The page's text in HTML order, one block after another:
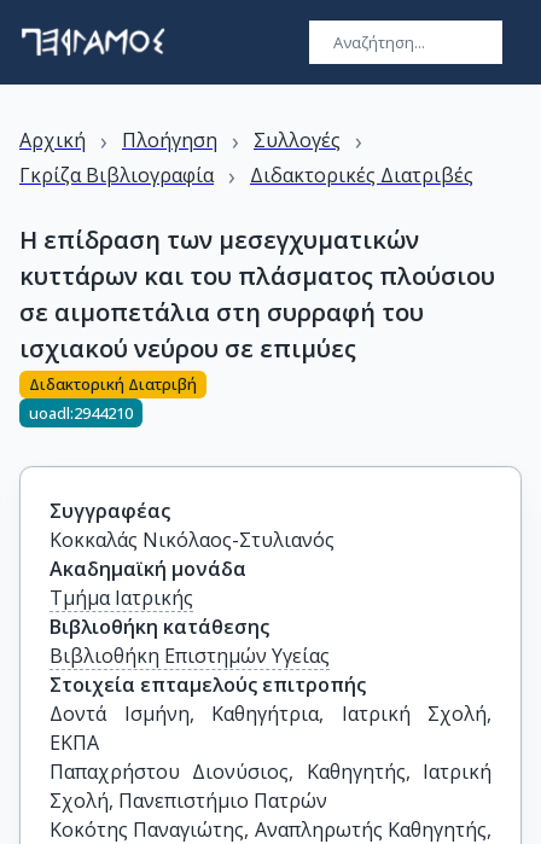
Αρχική › Πλοήγηση › Συλλογές ›
Γκρίζα Βιβλιογραφία › Διδακτορικές Διατριβές
Η επίδραση των μεσεγχυματικών
κυττάρων και του πλάσματος πλούσιου
σε αιμοπετάλια στη συρραφή του
ισχιακού νεύρου σε επιμύες
Διδακτορική Διατριβή
uoadl:2944210
Συγγραφέας
Κοκκαλάς Νικόλαος-Στυλιανός
Ακαδημαϊκή μονάδα
Τμήμα Ιατρικής
Βιβλιοθήκη κατάθεσης
Βιβλιοθήκη Επιστημών Υγείας
Στοιχεία επταμελούς επιτροπής
Δοντά Ισμήνη, Καθηγήτρια, Ιατρική Σχολή,
ΕΚΠΑ
Παπαχρήστου Διονύσιος, Καθηγητής, Ιατρική
Σχολή, Πανεπιστήμιο Πατρών
Κοκότης Παναγιώτης, Αναπληρωτής Καθηγητής,